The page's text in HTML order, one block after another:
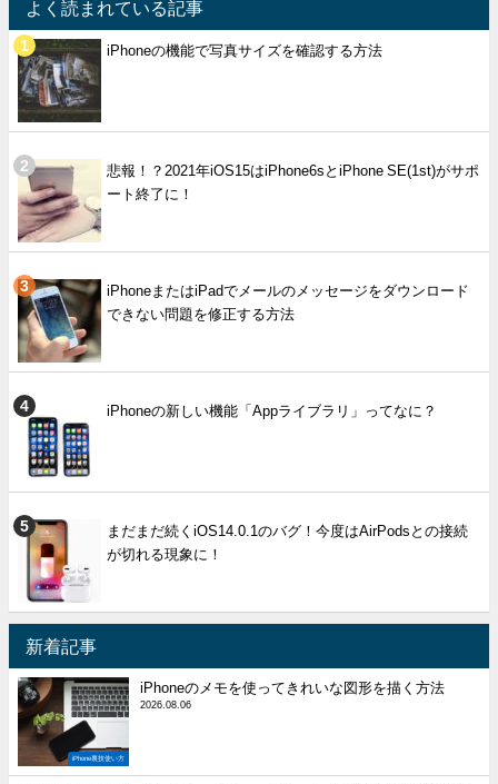
よく読まれている記事
iPhoneの機能で写真サイズを確認する方法
悲報！？2021年iOS15はiPhone6sとiPhone SE(1st)がサポ
ート終了に！
iPhoneまたはiPadでメールのメッセージをダウンロード
できない問題を修正する方法
iPhoneの新しい機能「Appライブラリ」ってなに？
まだまだ続くiOS14.0.1のバグ！今度はAirPodsとの接続
が切れる現象に！
新着記事
iPhone裏技使い方
iPhoneのメモを使ってきれいな図形を描く方法
2026.08.06